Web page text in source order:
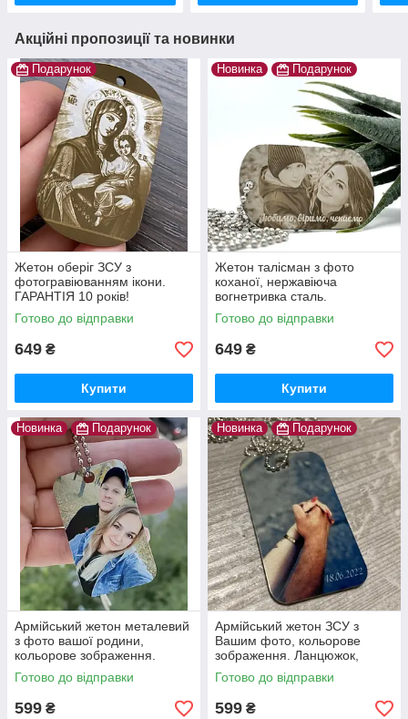
Акційні пропозиції та новинки
Подарунок
Жетон оберіг ЗСУ з
фотогравіюванням ікони.
ГАРАНТІЯ 10 років!
Нержавіюча сталь 1.6 мм!
Ланцюжок, скоба та макет в
подарунок
Готово до відправки
649 ₴
Купити
Новинка Подарунок
Жетон талісман з фото
коханої, нержавіюча
вогнетривка сталь.
Ланцюжок, скоба та макет в
подарунок. Гарантія 10 років
Готово до відправки
649 ₴
Купити
Новинка Подарунок
Армійський жетон металевий
з фото вашої родини,
кольорове зображення.
Ланцюжок, бампер та скоба в
подарунок. Є наложка
Готово до відправки
599 ₴
Новинка Подарунок
Армійський жетон ЗСУ з
Вашим фото, кольорове
зображення. Ланцюжок,
бампер та скоба в
подарунок. Не тьмяніє та не
стирається
Готово до відправки
599 ₴